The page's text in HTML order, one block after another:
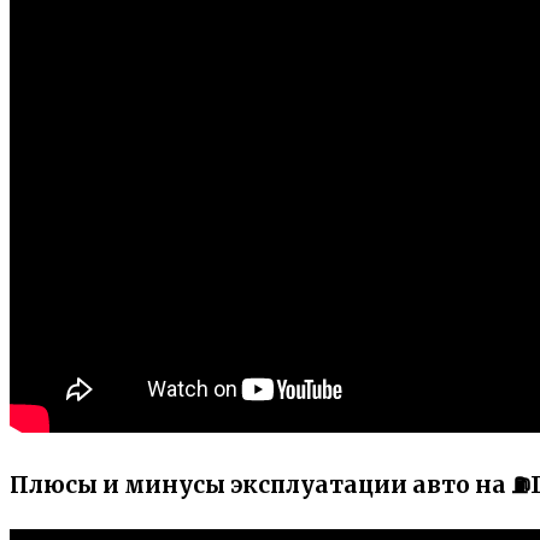
Плюсы и минусы эксплуатации авто на